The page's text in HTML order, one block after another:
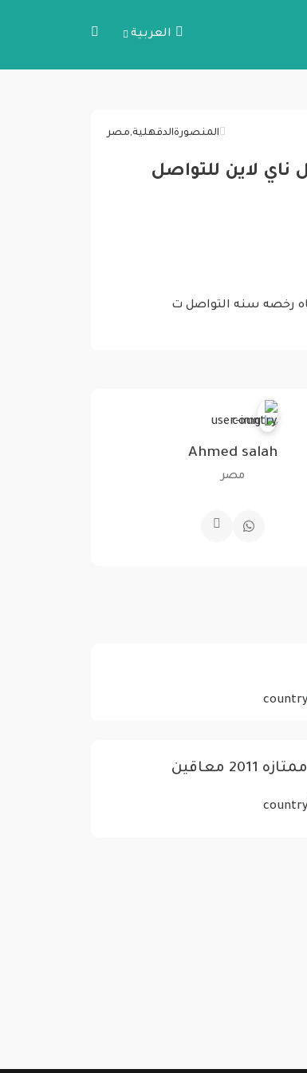
العربية
المنصورةالدقهلية,مصر
توكيل ناي لاين للتواصل
أعلي فاه رخصه سنه التواصل ت
Ahmed salah
مصر
معاقين